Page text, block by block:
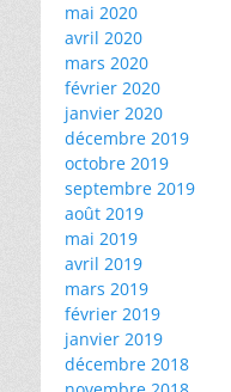
mai 2020
avril 2020
mars 2020
février 2020
janvier 2020
décembre 2019
octobre 2019
septembre 2019
août 2019
mai 2019
avril 2019
mars 2019
février 2019
janvier 2019
décembre 2018